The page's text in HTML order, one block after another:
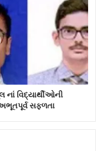
વિદ્યાર્થીઓની
સફળતા